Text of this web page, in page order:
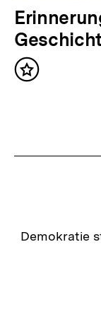
a
l
t
:
N
ä
c
h
h
Inhalt
Zur
Demokratie